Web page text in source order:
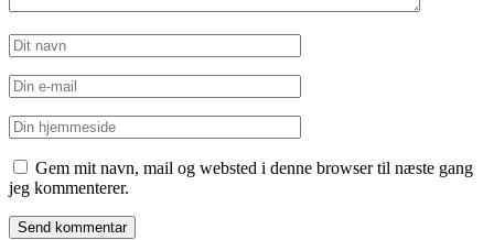
Gem mit navn, mail og websted i denne browser til næste gang
jeg kommenterer.